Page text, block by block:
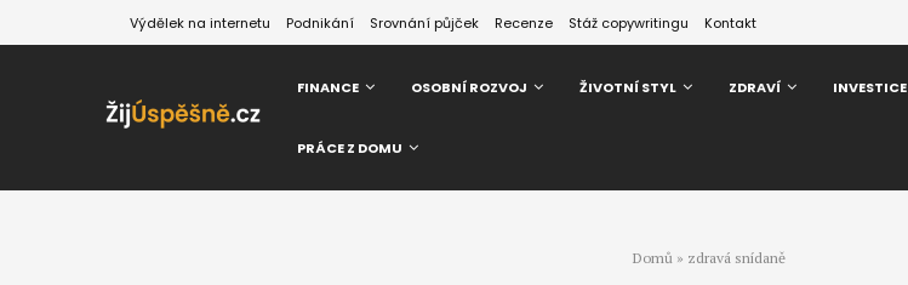
Výdělek na internetu Podnikání Srovnání půjček Recenze Stáž copywritingu Kontakt
FINANCE OSOBNÍ ROZVOJ ŽIVOTNÍ STYL ZDRAVÍ INVESTICE
PRÁCE Z DOMU
Domů » zdravá snídaně